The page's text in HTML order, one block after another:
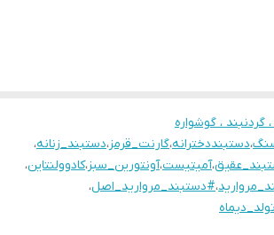
گردنبند ، گوشواره
،دستبنددخترانه،گارنت_قرمز،دستبند_زنانه،
،آمیتیست،آونتورین_سبز،کادوولنتاین،
،#دستبند_مروارید_اصل،